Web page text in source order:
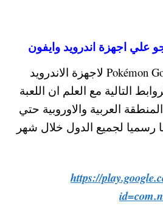
علي اجهزة اندرويد وايفون
ويمكنكم تحميل لعبة Pokémon Go لاجهزة الاندرويد
التالية مع العلم ان اللعبة
العربية والاوروبية حتي
رسميا لجميع الدول خلال شهر
https://